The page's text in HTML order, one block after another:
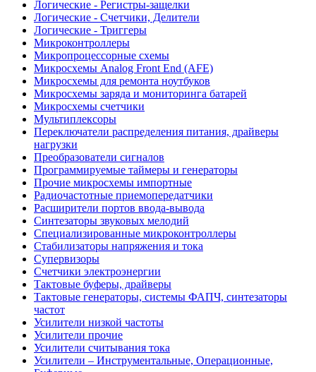
Логические - Регистры-защелки
Логические - Счетчики, Делители
Логические - Триггеры
Микроконтроллеры
Микропроцессорные схемы
Микросхемы Analog Front End (AFE)
Микросхемы для ремонта ноутбуков
Микросхемы заряда и мониторинга батарей
Микросхемы счетчики
Мультиплексоры
Переключатели распределения питания, драйверы
нагрузки
Преобразователи сигналов
Программируемые таймеры и генераторы
Прочие микросхемы импортные
Радиочастотные приемопередатчики
Расширители портов ввода-вывода
Синтезаторы звуковых мелодий
Специализированные микроконтроллеры
Стабилизаторы напряжения и тока
Супервизоры
Счетчики электроэнергии
Тактовые буферы, драйверы
Тактовые генераторы, системы ФАПЧ, синтезаторы
частот
Усилители низкой частоты
Усилители прочие
Усилители считывания тока
Усилители – Инструментальные, Операционные,